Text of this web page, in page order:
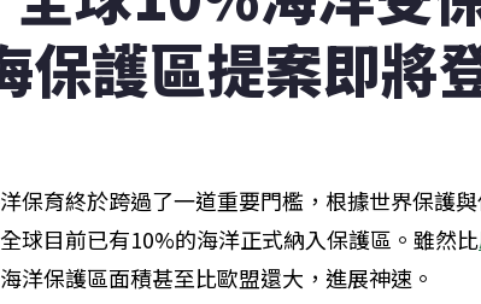
保護區提案即將
保育終於跨過了一道重要門檻，根據世界保護
球目前已有10%的海洋正式納入保護區。雖然比
洋保護區面積甚至比歐盟還大，進展神速。